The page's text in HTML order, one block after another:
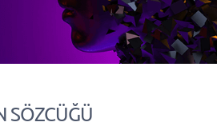
SÖZCÜĞÜ